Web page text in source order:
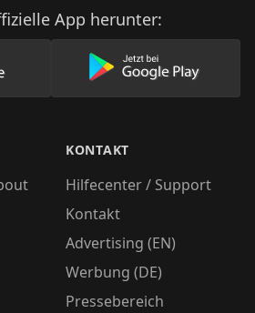
App herunter:
App im AppStore herunter
Lade unsere
KONTAKT
Hilfecenter / Support
Kontakt
Advertising (EN)
Werbung (DE)
Pressebereich